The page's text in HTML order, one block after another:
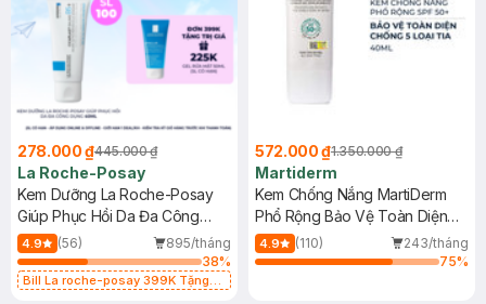
278.000 ₫445.000 ₫
La Roche-Posay
Kem Dưỡng La Roche-Posay
Giúp Phục Hồi Da Đa Công
Dụng 40ml
4.9 (56)
895/tháng
38%
Bill La roche-posay 399K Tặng
572.000 ₫1.350.000 ₫
Martiderm
Kem Chống Nắng MartiDerm
Phổ Rộng Bảo Vệ Toàn Diện
40ml
4.9 (110)
243/tháng
75%